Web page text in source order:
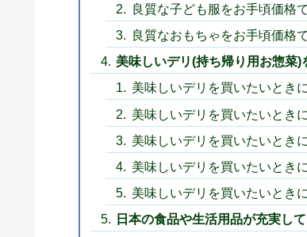
良質な子ども服をお手頃価格
良質なおもちゃをお手頃価格
美味しいデリ(持ち帰り用お惣菜
美味しいデリを買いたいとき
美味しいデリを買いたいとき
美味しいデリを買いたいとき
美味しいデリを買いたいとき
美味しいデリを買いたいとき
日本の食品や生活用品が充実し